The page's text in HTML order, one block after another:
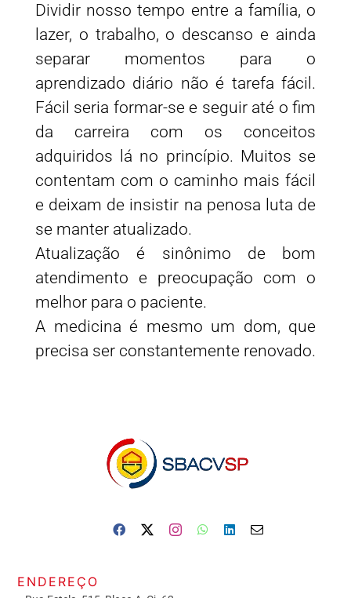
Dividir nosso tempo entre a família, o
lazer, o trabalho, o descanso e ainda
separar momentos para o
aprendizado diário não é tarefa fácil.
Fácil seria formar-se e seguir até o fim
da carreira com os conceitos
adquiridos lá no princípio. Muitos se
contentam com o caminho mais fácil
e deixam de insistir na penosa luta de
se manter atualizado.
Atualização é sinônimo de bom
atendimento e preocupação com o
melhor para o paciente.
A medicina é mesmo um dom, que
precisa ser constantemente renovado.
ENDEREÇO